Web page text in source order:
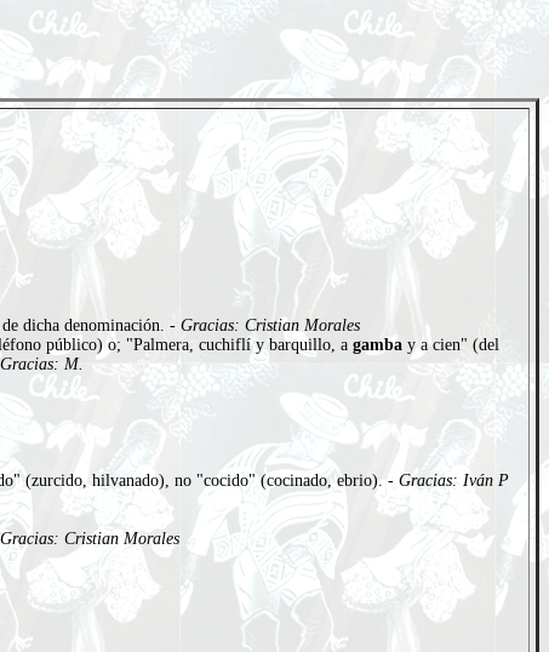
dicha denominación. - Gracias: Cristian Morales
público) o; "Palmera, cuchiflí y barquillo, a gamba y a cien" (del
Gracias: M.
(zurcido, hilvanado), no "cocido" (cocinado, ebrio). - Gracias: Iván P
Gracias: Cristian Morales